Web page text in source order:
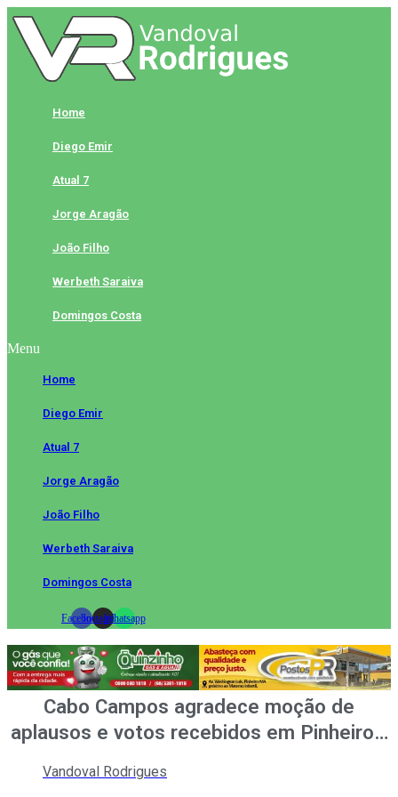
Skip
to
content
Home
Diego Emir
Atual 7
Jorge Aragão
João Filho
Werbeth Saraiva
Domingos Costa
Menu
Home
Diego Emir
Atual 7
Jorge Aragão
João Filho
Werbeth Saraiva
Domingos Costa
FacebookInstagramWhatsapp
Cabo Campos agradece moção de
aplausos e votos recebidos em Pinheiro…
Vandoval Rodrigues